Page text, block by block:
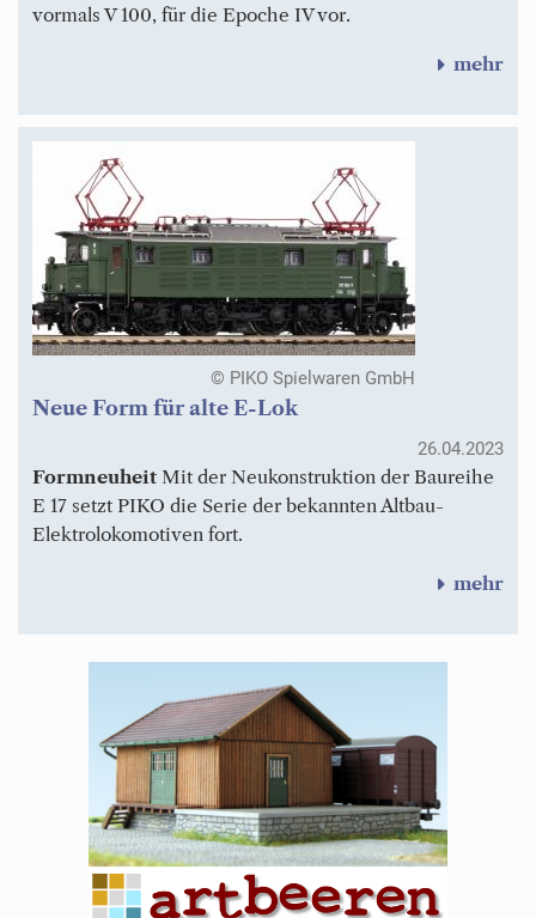
vormals V 100, für die Epoche IV vor.
mehr
© PIKO Spielwaren GmbH
Neue Form für alte E-Lok
26.04.2023
Formneuheit Mit der Neukonstruktion der Baureihe
E 17 setzt PIKO die Serie der bekannten Altbau-
Elektrolokomotiven fort.
mehr